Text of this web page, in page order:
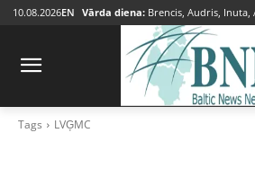
10.08.2026EN Vārda diena: Brencis, Audris, Inuta,
Tags LVĢMC